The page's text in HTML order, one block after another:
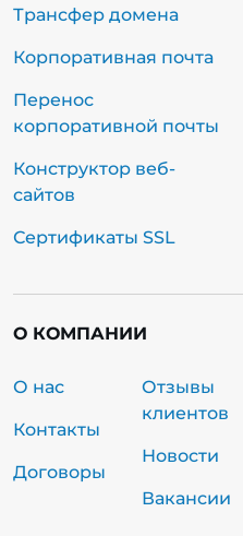
Трансфер домена
Корпоративная почта
Перенос
корпоративной почты
Конструктор веб-
сайтов
Сертификаты SSL
О КОМПАНИИ
О нас
Контакты
Договоры
Отзывы
клиентов
Новости
Вакансии